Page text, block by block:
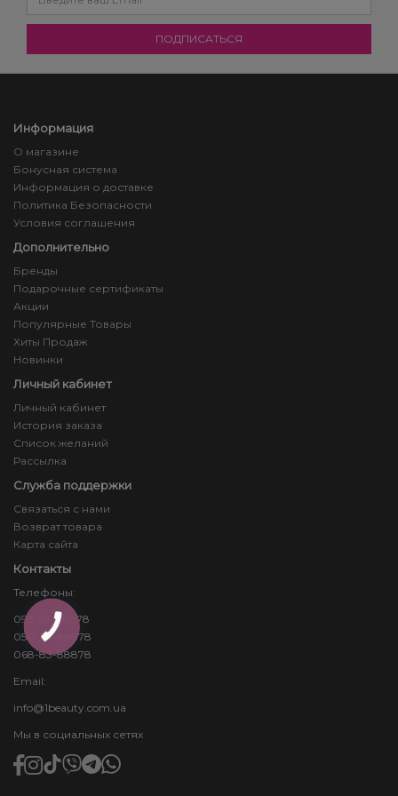
Информация
О магазине
Бонусная система
Информация о доставке
Политика Безопасности
Условия соглашения
Дополнительно
Бренды
Подарочные сертификаты
Акции
Популярные Товары
Хиты Продаж
Новинки
Личный кабинет
Личный кабинет
История заказа
Список желаний
Рассылка
Служба поддержки
Связаться с нами
Возврат товара
Карта сайта
Контакты
Телефоны:
093-23-88878
050-24-88878
068-83-88878
Email:
info@1beauty.com.ua
Мы в социальных сетях
КНОПКА
ЗВ'ЯЗКУ